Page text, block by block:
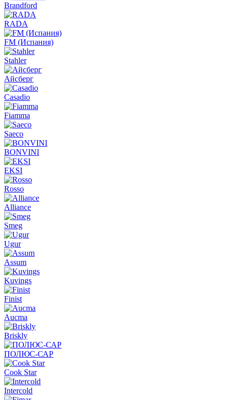
Brandford
RADA
FM (Испания)
Stahler
Айсберг
Casadio
Fiamma
Saeco
BONVINI
EKSI
Rosso
Alliance
Smeg
Ugur
Assum
Kuvings
Finist
Aucma
Briskly
ПОЛЮС-САР
Cook Star
Intercold